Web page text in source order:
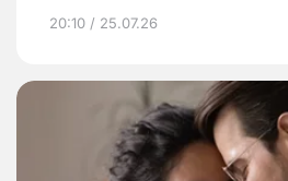
20:10 / 25.07.26